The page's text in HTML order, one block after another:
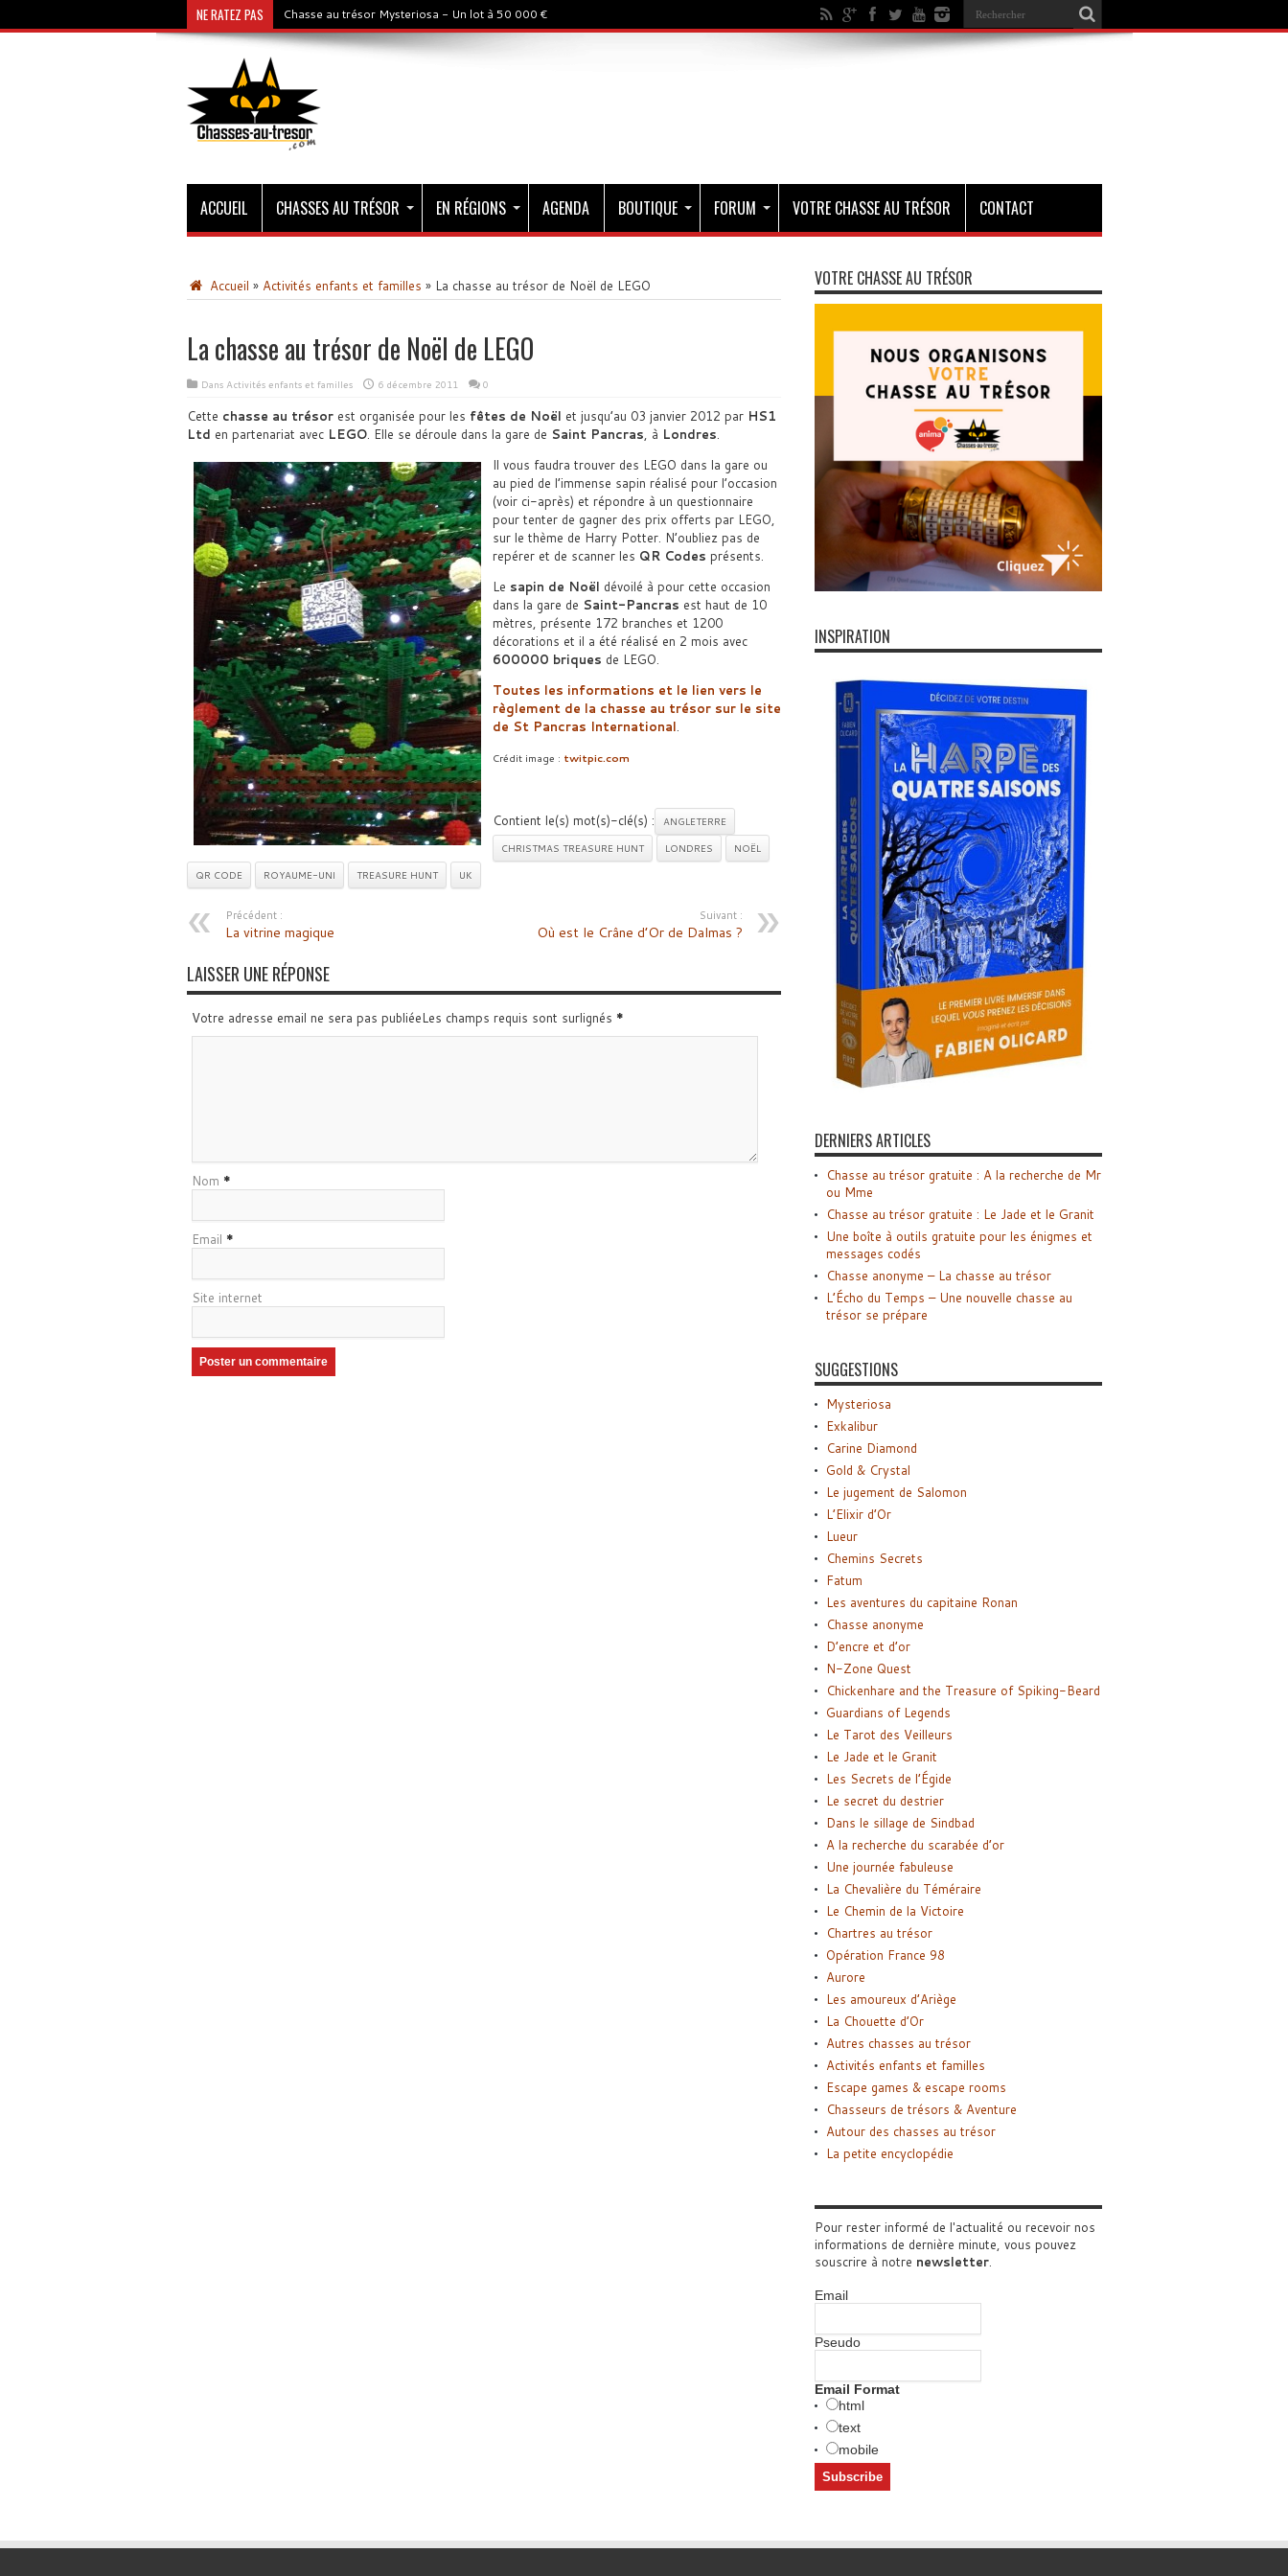
NE RATEZ PAS Chasse au trésor Mysteriosa - Un lot à 50 000 €
ACCUEIL CHASSES AU TRÉSOR EN RÉGIONS AGENDA BOUTIQUE FORUM VOTRE CHASSE AU TRÉSOR CONTACT
Accueil » Activités enfants et familles » La chasse au trésor de Noël de LEGO
La chasse au trésor de Noël de LEGO
Dans Activités enfants et familles 6 décembre 2011 0
Cette chasse au trésorest organisée pour les fêtes de Noël et jusqu’au 03 janvier 2012 par HS1
Ltd en partenariat avec LEGO. Elle se déroule dans la gare de Saint Pancras, à Londres.
Il vous faudra trouver des LEGO dans la gare ou
au pied de l’immense sapin réalisé pour l’occasion
(voir ci-après) et répondre à un questionnaire
pour tenter de gagner des prix offerts par LEGO,
sur le thème de Harry Potter. N’oubliez pas de
repérer et de scanner les QR Codes présents.
Le sapin de Noël dévoilé à pour cette occasion
dans la gare de Saint-Pancras est haut de 10
mètres, présente 172 branches et 1200
décorations et il a été réalisé en 2 mois avec
600000 briques de LEGO.
Toutes les informations et le lien vers le
règlement de la chasse au trésor sur le site
de St Pancras International.
Crédit image : twitpic.com
Contient le(s) mot(s)-clé(s) :
ANGLETERRE
CHRISTMAS TREASURE HUNT
LONDRES
NOËL
QR CODE
ROYAUME-UNI TREASURE HUNT UK
Précédent :
La vitrine magique
Suivant :
Où est le Crâne d’Or de Dalmas ?
LAISSER UNE RÉPONSE
Votre adresse email ne sera pas publiéeLes champs requis sont surlignés *
Nom *
Email *
Site internet
VOTRE CHASSE AU TRÉSOR
INSPIRATION
DERNIERS ARTICLES
Chasse au trésor gratuite : A la recherche de Mr
ou Mme
Chasse au trésor gratuite : Le Jade et le Granit
Une boîte à outils gratuite pour les énigmes et
messages codés
Chasse anonyme – La chasse au trésor
L’Écho du Temps – Une nouvelle chasse au
trésor se prépare
SUGGESTIONS
Mysteriosa
Exkalibur
Carine Diamond
Gold & Crystal
Le jugement de Salomon
L’Elixir d’Or
Lueur
Chemins Secrets
Fatum
Les aventures du capitaine Ronan
Chasse anonyme
D’encre et d’or
N-Zone Quest
Chickenhare and the Treasure of Spiking-Beard
Guardians of Legends
Le Tarot des Veilleurs
Le Jade et le Granit
Les Secrets de l’Égide
Le secret du destrier
Dans le sillage de Sindbad
A la recherche du scarabée d’or
Une journée fabuleuse
La Chevalière du Téméraire
Le Chemin de la Victoire
Chartres au trésor
Opération France 98
Aurore
Les amoureux d’Ariège
La Chouette d’Or
Autres chasses au trésor
Activités enfants et familles
Escape games & escape rooms
Chasseurs de trésors & Aventure
Autour des chasses au trésor
La petite encyclopédie
Pour rester informé de l'actualité ou recevoir nos
informations de dernière minute, vous pouvez
souscrire à notre newsletter.
Email
Pseudo
Email Format
html
text
mobile